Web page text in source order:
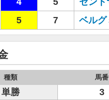
5 7 ベルグ
種類 馬番
単勝 3